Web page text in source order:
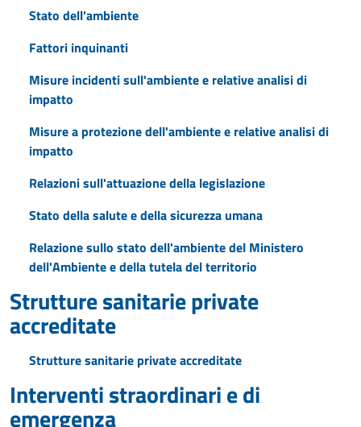
Stato dell'ambiente
Fattori inquinanti
Misure incidenti sull'ambiente e relative analisi di
impatto
Misure a protezione dell'ambiente e relative analisi di
impatto
Relazioni sull'attuazione della legislazione
Stato della salute e della sicurezza umana
Relazione sullo stato dell'ambiente del Ministero
dell'Ambiente e della tutela del territorio
Strutture sanitarie private
accreditate
Strutture sanitarie private accreditate
Interventi straordinari e di
emergenza